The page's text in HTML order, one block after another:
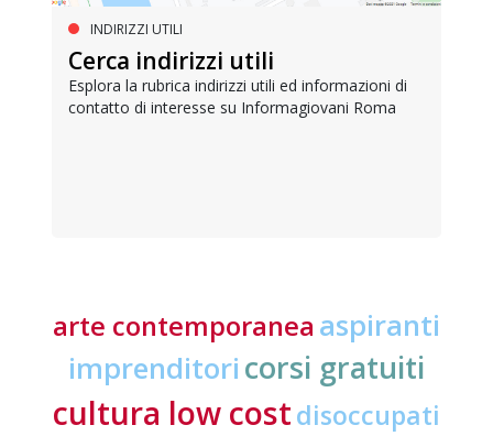
INDIRIZZI UTILI
Cerca indirizzi utili
Esplora la rubrica indirizzi utili ed informazioni di
contatto di interesse su Informagiovani Roma
arte contemporanea aspiranti
imprenditori corsi gratuiti
cultura low costdisoccupati